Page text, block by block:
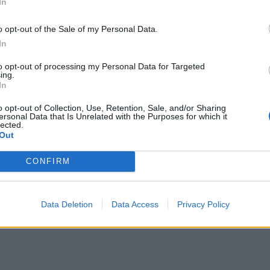
opt-out of the Sale of my Personal Data.
opt-out of processing my Personal Data for Targeted
opt-out of Collection, Use, Retention, Sale, and/or Sharing
Data that Is Unrelated with the Purposes for which it
CONFIRM
Data Deletion Data Access Privacy Policy
αγοραστές οι οποίες όμως δεν έχουν
υπενθυμίζει ότι, πάντα, προβαίνει σε
γεγονός που δημιουργεί υποχρέωση